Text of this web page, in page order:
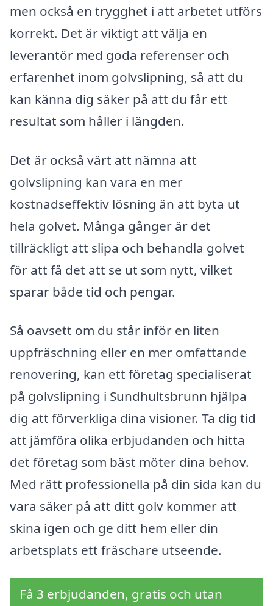
men också en trygghet i att arbetet utförs
korrekt. Det är viktigt att välja en
leverantör med goda referenser och
erfarenhet inom golvslipning, så att du
kan känna dig säker på att du får ett
resultat som håller i längden.
Det är också värt att nämna att
golvslipning kan vara en mer
kostnadseffektiv lösning än att byta ut
hela golvet. Många gånger är det
tillräckligt att slipa och behandla golvet
för att få det att se ut som nytt, vilket
sparar både tid och pengar.
Så oavsett om du står inför en liten
uppfräschning eller en mer omfattande
renovering, kan ett företag specialiserat
på golvslipning i Sundhultsbrunn hjälpa
dig att förverkliga dina visioner. Ta dig tid
att jämföra olika erbjudanden och hitta
det företag som bäst möter dina behov.
Med rätt professionella på din sida kan du
vara säker på att ditt golv kommer att
skina igen och ge ditt hem eller din
arbetsplats ett fräschare utseende.
Få 3 erbjudanden, gratis och utan